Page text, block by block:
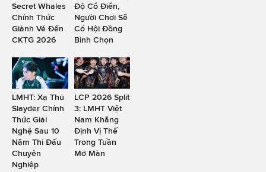
Secret Whales
Chính Thức
Giành Vé Đến
CKTG 2026
Độ Cổ Điển,
Người Chơi Sẽ
Có Hội Đồng
Bình Chọn
LMHT: Xạ Thủ
Slayder Chính
Thức Giải
Nghệ Sau 10
Năm Thi Đấu
Chuyên
Nghiệp
LCP 2026 Split
3: LMHT Việt
Nam Khẳng
Định Vị Thế
Trong Tuần
Mở Màn